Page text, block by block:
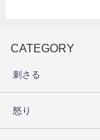
CATEGORY
刺さる
怒り